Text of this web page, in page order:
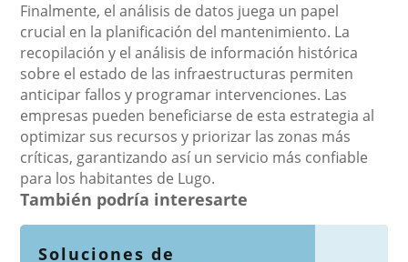
Finalmente, el análisis de datos juega un papel
crucial en la planificación del mantenimiento. La
recopilación y el análisis de información histórica
sobre el estado de las infraestructuras permiten
anticipar fallos y programar intervenciones. Las
empresas pueden beneficiarse de esta estrategia al
optimizar sus recursos y priorizar las zonas más
críticas, garantizando así un servicio más confiable
para los habitantes de Lugo.
También podría interesarte
Soluciones de